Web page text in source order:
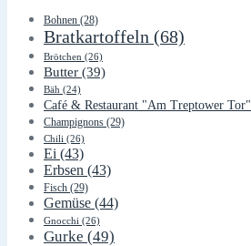
Bohnen (28)
Bratkartoffeln (68)
Brötchen (26)
Butter (39)
Bäh (24)
Café & Restaurant "Am Treptower Tor"
Champignons (29)
Chili (26)
Ei (43)
Erbsen (43)
Fisch (29)
Gemüse (44)
Gnocchi (26)
Gurke (49)